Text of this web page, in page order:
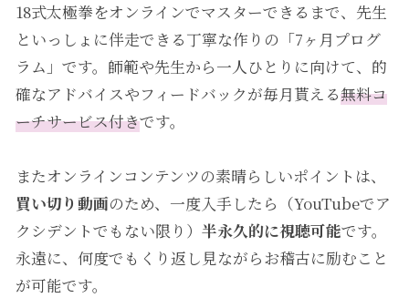
18式太極拳をオンラインでマスターできるまで、先生
といっしょに伴走できる丁寧な作りの「7ヶ月プログ
ラム」です。師範や先生から一人ひとりに向けて、的
確なアドバイスやフィードバックが毎月貰える無料コ
ーチサービス付きです。
またオンラインコンテンツの素晴らしいポイントは、
買い切り動画のため、一度入手したら（YouTubeでア
クシデントでもない限り） 半永久的に視聴可能です。
永遠に、何度でもくり返し見ながらお稽古に励むこと
が可能です。